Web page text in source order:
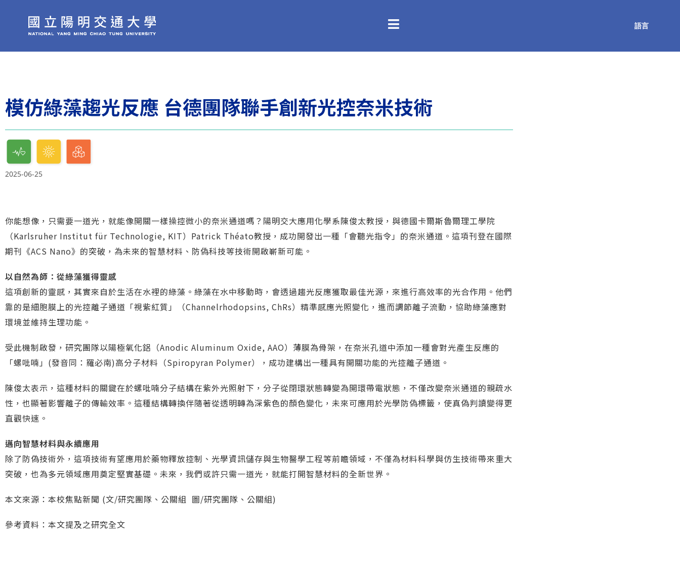
語言
模仿綠藻趨光反應 台德團隊聯手創新光控奈米技術
2025-06-25
你能想像，只需要一道光，就能像開關一樣操控微小的奈米通道嗎？陽明交大應用化學系陳俊太教授，與德國卡爾斯魯爾理工學院
（Karlsruher Institut für Technologie, KIT）Patrick Théato教授，成功開發出一種「會聽光指令」的奈米通道。這項刊登在國際
期刊《ACS Nano》的突破，為未來的智慧材料、防偽科技等技術開啟嶄新可能。
以自然為師：從綠藻獲得靈感
這項創新的靈感，其實來自於生活在水裡的綠藻。綠藻在水中移動時，會透過趨光反應獲取最佳光源，來進行高效率的光合作用。他們
靠的是細胞膜上的光控離子通道「視紫紅質」（Channelrhodopsins, ChRs）精準感應光照變化，進而調節離子流動，協助綠藻應對
環境並維持生理功能。
受此機制啟發，研究團隊以陽極氧化鋁（Anodic Aluminum Oxide, AAO）薄膜為骨架，在奈米孔道中添加一種會對光產生反應的
「螺吡喃」(發音同：羅必南)高分子材料（Spiropyran Polymer），成功建構出一種具有開關功能的光控離子通道。
陳俊太表示，這種材料的關鍵在於螺吡喃分子結構在紫外光照射下，分子從閉環狀態轉變為開環帶電狀態，不僅改變奈米通道的親疏水
性，也顯著影響離子的傳輸效率。這種結構轉換伴隨著從透明轉為深紫色的顏色變化，未來可應用於光學防偽標籤，使真偽判讀變得更
直觀快速。
邁向智慧材料與永續應用
除了防偽技術外，這項技術有望應用於藥物釋放控制、光學資訊儲存與生物醫學工程等前瞻領域，不僅為材料科學與仿生技術帶來重大
突破，也為多元領域應用奠定堅實基礎。未來，我們或許只需一道光，就能打開智慧材料的全新世界。
本文來源： 本校焦點新聞 (文/研究團隊、公關組 圖/研究團隊、公關組)
參考資料：本文提及之研究全文